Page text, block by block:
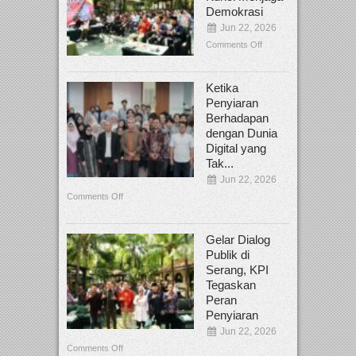
Demokrasi
Jun 22, 2026
Comments Off
Ketika
Penyiaran
Berhadapan
dengan Dunia
Digital yang
Tak...
Jun 22, 2026
Comments Off
Gelar Dialog
Publik di
Serang, KPI
Tegaskan
Peran
Penyiaran
Jun 22, 2026
Comments Off